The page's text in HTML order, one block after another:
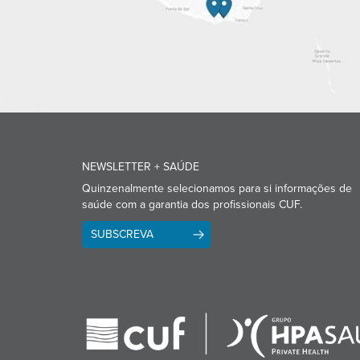
NEWSLETTER + SAÚDE
Quinzenalmente selecionamos para si informações de
saúde com a garantia dos profissionais CUF.
SUBSCREVA